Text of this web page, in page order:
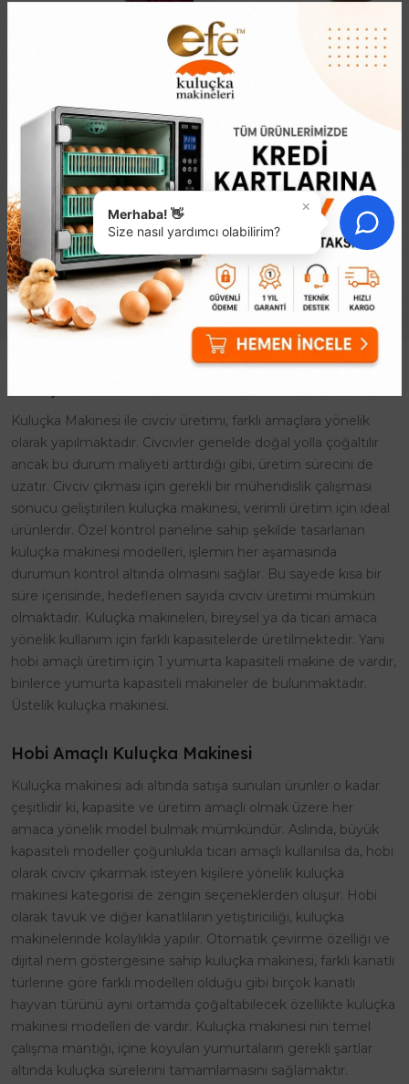
İnfrared Lamba 175
Watt
411,70₺
250 Watt İnfrared
Lamba
428,35₺
Gösterilen: 1 ile 8 arası, toplam: 8 (1 Sayfa)
Kuluçka Makinesi ile civciv üretimi, farklı amaçlara yönelik
olarak yapılmaktadır. Civcivler genelde doğal yolla çoğaltılır
ancak bu durum maliyeti arttırdığı gibi, üretim sürecini de
uzatır. Civciv çıkması için gerekli bir mühendislik çalışması
sonucu geliştirilen kuluçka makinesi, verimli üretim için ideal
ürünlerdir. Özel kontrol paneline sahip şekilde tasarlanan
kuluçka makinesi modelleri, işlemin her aşamasında
durumun kontrol altında olmasını sağlar. Bu sayede kısa bir
süre içerisinde, hedeflenen sayıda civciv üretimi mümkün
olmaktadır. Kuluçka makineleri, bireysel ya da ticari amaca
yönelik kullanım için farklı kapasitelerde üretilmektedir. Yani
hobi amaçlı üretim için 1 yumurta kapasiteli makine de vardır,
binlerce yumurta kapasiteli makineler de bulunmaktadır.
Üstelik kuluçka makinesi.
Hobi Amaçlı Kuluçka Makinesi
Kuluçka makinesi adı altında satışa sunulan ürünler o kadar
çeşitlidir ki, kapasite ve üretim amaçlı olmak üzere her
amaca yönelik model bulmak mümkündür. Aslında, büyük
kapasiteli modeller çoğunlukla ticari amaçlı kullanılsa da, hobi
olarak civciv çıkarmak isteyen kişilere yönelik kuluçka
makinesi kategorisi de zengin seçeneklerden oluşur. Hobi
olarak tavuk ve diğer kanatlıların yetiştiriciliği, kuluçka
makinelerinde kolaylıkla yapılır. Otomatik çevirme özelliği ve
dijital nem göstergesine sahip kuluçka makinesi, farklı kanatlı
türlerine göre farklı modelleri olduğu gibi birçok kanatlı
hayvan türünü aynı ortamda çoğaltabilecek özellikte kuluçka
makinesi modelleri de vardır. Kuluçka makinesi nin temel
çalışma mantığı, içine koyulan yumurtaların gerekli şartlar
altında kuluçka sürelerini tamamlamasını sağlamaktır.
×
Merhaba! 👋
Size nasıl yardımcı olabilirim?